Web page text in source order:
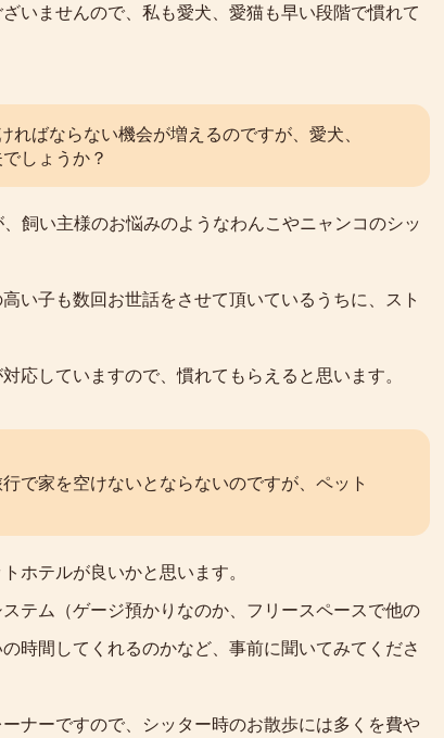
いませんので、私も愛犬、愛猫も早い段階で慣れて
ばならない機会が増えるのですが、愛犬、
しょうか？
飼い主様のお悩みのようなわんこやニャンコのシッ
い子も数回お世話をさせて頂いているうちに、スト
応していますので、慣れてもらえると思います。
で家を空けないとならないのですが、ペット
ホテルが良いかと思います。
テム（ゲージ預かりなのか、フリースペースで他の
時間してくれるのかなど、事前に聞いてみてくださ
ナーですので、シッター時のお散歩には多くを費や